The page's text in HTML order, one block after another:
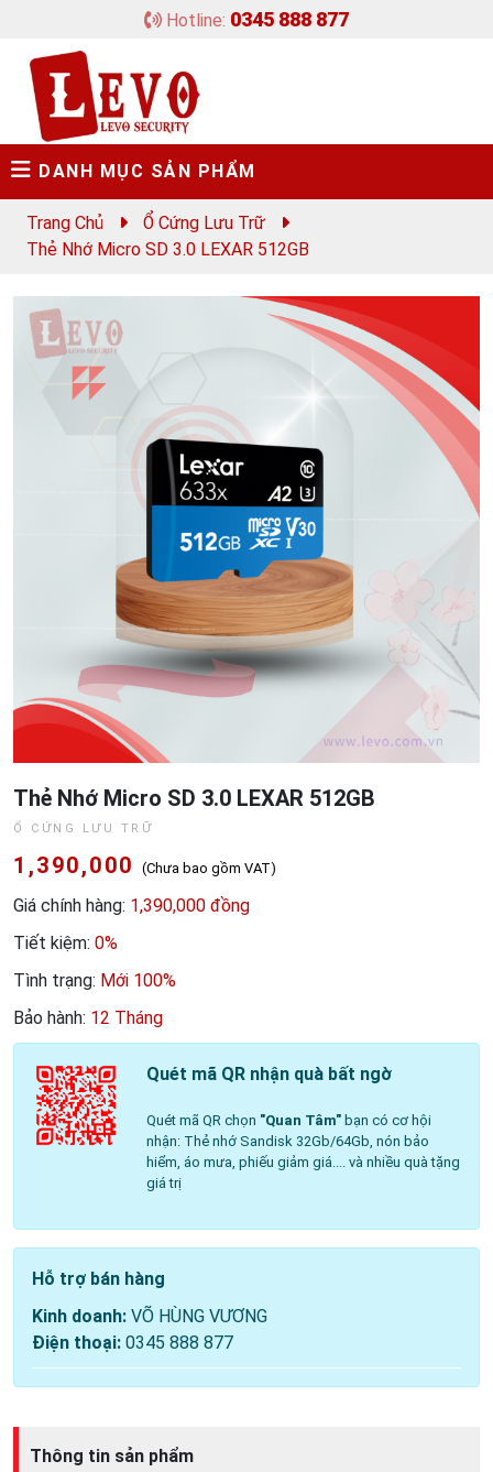
Hotline: 0345 888 877
DANH MỤC SẢN PHẨM
Trang Chủ
Ổ Cứng Lưu Trữ
Thẻ Nhớ Micro SD 3.0 LEXAR 512GB
Thẻ Nhớ Micro SD 3.0 LEXAR 512GB
Ổ CỨNG LƯU TRỮ
1,390,000 (Chưa bao gồm VAT)
Giá chính hàng: 1,390,000 đồng
Tiết kiệm: 0%
Tình trạng: Mới 100%
Bảo hành: 12 Tháng
Quét mã QR nhận quà bất ngờ
Quét mã QR chọn "Quan Tâm"bạn có cơ hội
nhận: Thẻ nhớ Sandisk 32Gb/64Gb, nón bảo
hiểm, áo mưa, phiếu giảm giá.... và nhiều quà tặng
giá trị
Hỗ trợ bán hàng
Kinh doanh: VÕ HÙNG VƯƠNG
Điện thoại: 0345 888 877
Thông tin sản phẩm